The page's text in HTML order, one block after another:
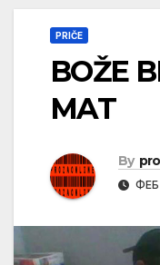
PRIČE
BOŽE
MAT
By
ФЕБ